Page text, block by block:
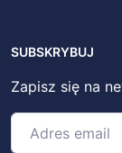
SUBSKRYBUJ
Zapisz się na